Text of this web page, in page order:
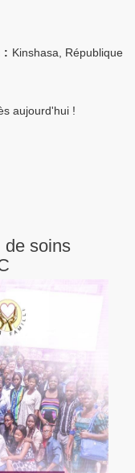
: Kinshasa, République
aujourd'hui !
de soins